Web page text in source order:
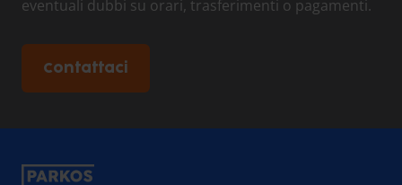
eventuali dubbi su orari, trasferimenti o pagamenti.
Contattaci